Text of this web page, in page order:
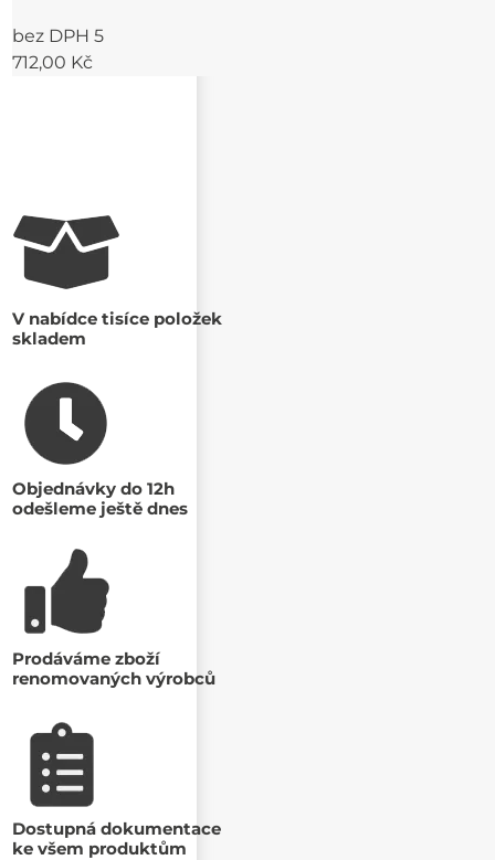
bez DPH 5
712,00 Kč
V nabídce tisíce položek
skladem
Objednávky do 12h
odešleme ještě dnes
Prodáváme zboží
renomovaných výrobců
Dostupná dokumentace
ke všem produktům